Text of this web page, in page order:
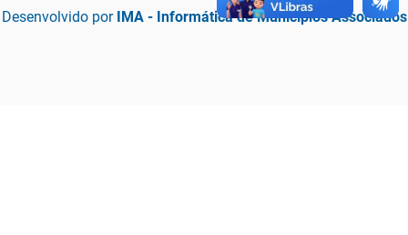
Desenvolvido por IMA - Informática de Municípios Associados